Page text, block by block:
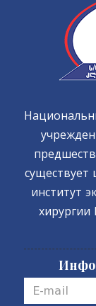
существует
институт
хирургии